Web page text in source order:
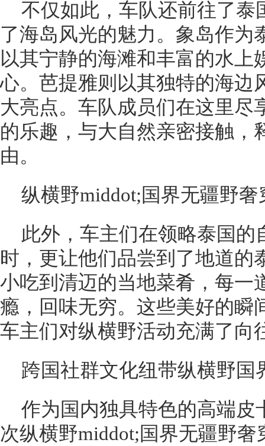
不仅如此，车队还前往了泰
了海岛风光的魅力。象岛作为
以其宁静的海滩和丰富的水上
心。芭提雅则以其独特的海边
大亮点。车队成员们在这里尽
的乐趣，与大自然亲密接触，
由。
纵横野middot;国界无疆野奢
此外，车主们在领略泰国
时，更让他们品尝到了地道的
小吃到清迈的当地菜肴，每一
瘾，回味无穷。这些美好的瞬
车主们对纵横野活动充满了向
跨国社群文化纽带纵横野国
作为国内独具特色的高端皮
次纵横野middot;国界无疆野